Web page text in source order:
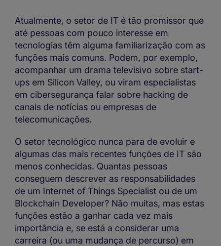
Atualmente, o setor de IT é tão promissor que
até pessoas com pouco interesse em
tecnologias têm alguma familiarização com as
funções mais comuns. Podem, por exemplo,
acompanhar um drama televisivo sobre start-
ups em Silicon Valley, ou viram especialistas
em cibersegurança falar sobre hacking de
canais de notícias ou empresas de
telecomunicações.
O setor tecnológico nunca para de evoluir e
algumas das mais recentes funções de IT são
menos conhecidas. Quantas pessoas
conseguem descrever as responsabilidades
de um Internet of Things Specialist ou de um
Blockchain Developer? Não muitas, mas estas
funções estão a ganhar cada vez mais
importância e, se está a considerar uma
carreira (ou uma mudança de percurso) em